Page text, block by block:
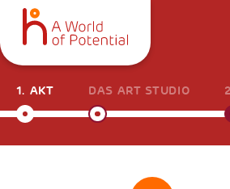
1. AKT DAS ART STUDIO